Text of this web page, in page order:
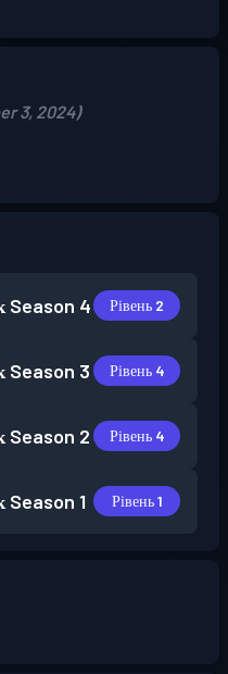
3, 2024)
Season 4 Рівень 2
Season 3 Рівень 4
Season 2 Рівень 4
Season 1 Рівень 1